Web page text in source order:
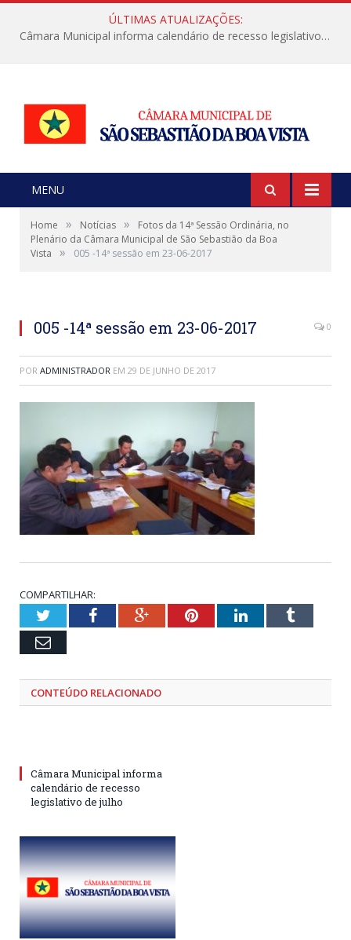
ÚLTIMAS ATUALIZAÇÕES:
Câmara Municipal informa calendário de recesso legislativo de julho
MENU
Home » Notícias »
Fotos da 14ª Sessão Ordinária, no
Plenário da Câmara Municipal de São Sebastião da Boa
Vista
» 005 -14ª sessão em 23-06-2017
005 -14ª sessão em 23-06-2017 0
POR ADMINISTRADOR EM 29 DE JUNHO DE 2017
COMPARTILHAR:
TwitterFacebookGoogle+PinterestLinkedInTumblr
Email
CONTEÚDO RELACIONADO
Câmara Municipal informa
calendário de recesso
legislativo de julho